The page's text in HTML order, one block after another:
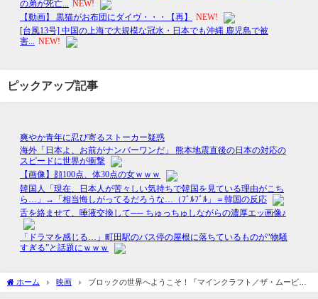
ピックアップ記事
ホーム 映画
ブロックの世界へようこそ！『マインクラフト／ザ・ムービ
ー』最新情報まとめ